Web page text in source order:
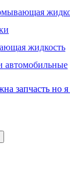
жидкость
автомобильные
запчасть но